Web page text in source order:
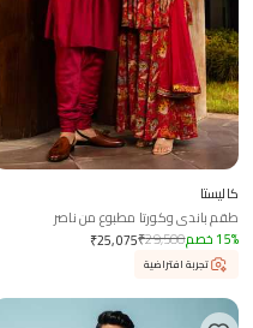
كاليستا
طقم باندي وكورتا مطبوع من ناصر
₹25,075₹29,500 15% خصم
تجربة افتراضية